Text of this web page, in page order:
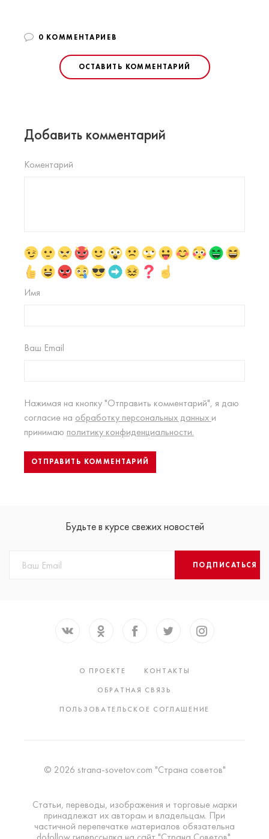
0 КОММЕНТАРИЕВ
ОСТАВИТЬ КОММЕНТАРИЙ
Добавить комментарий
Коментарий
Имя
Ваш Email
Нажимая на кнопку "Отправить комментарий", я даю
согласие на обработку персональных данных и
принимаю политику конфиденциальности.
Будьте в курсе свежих новостей
ПОДПИСАТЬСЯ
О ПРОЕКТЕ
КОНТАКТЫ
ОБРАТНАЯ СВЯЗЬ
ПОЛЬЗОВАТЕЛЬСКОЕ СОГЛАШЕНИЕ
© 2026 strana-sovetov.com "Страна советов"
Статьи, переводы, изображения и торговые марки
принадлежат их авторам и владельцам. При
частичной перепечатке материалов обязательна